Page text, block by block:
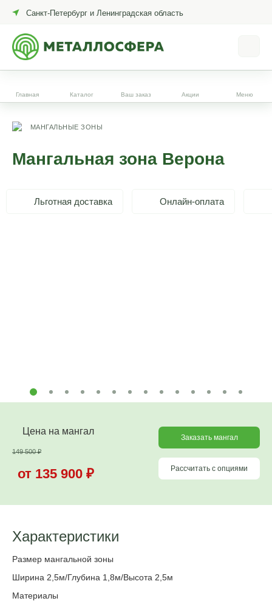
Санкт-Петербург и Ленинградская область
Главная Каталог Ваш заказ Акции Меню
МАНГАЛЬНЫЕ ЗОНЫ
Мангальная зона Верона
Льготная доставка Онлайн-оплата
Цена на мангал
149 500₽
от 135 900 ₽
Заказать мангал
Рассчитать с опциями
Характеристики
Размер мангальной зоны
Ширина 2,5м/Глубина 1,8м/Высота 2,5м
Материалы